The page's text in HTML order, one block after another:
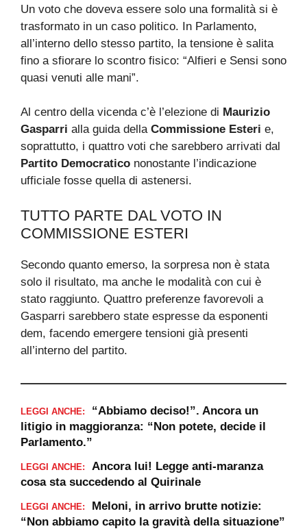
Un voto che doveva essere solo una formalità si è
trasformato in un caso politico. In Parlamento,
all’interno dello stesso partito, la tensione è salita
fino a sfiorare lo scontro fisico: “Alfieri e Sensi sono
quasi venuti alle mani”.
Al centro della vicenda c’è l’elezione di Maurizio
Gasparri alla guida della Commissione Esteri e,
soprattutto, i quattro voti che sarebbero arrivati dal
Partito Democratico nonostante l’indicazione
ufficiale fosse quella di astenersi.
TUTTO PARTE DAL VOTO IN
COMMISSIONE ESTERI
Secondo quanto emerso, la sorpresa non è stata
solo il risultato, ma anche le modalità con cui è
stato raggiunto. Quattro preferenze favorevoli a
Gasparri sarebbero state espresse da esponenti
dem, facendo emergere tensioni già presenti
all’interno del partito.
LEGGI ANCHE:
“Abbiamo deciso!”. Ancora un
litigio in maggioranza: “Non potete, decide il
Parlamento.”
LEGGI ANCHE:
Ancora lui! Legge anti-maranza
cosa sta succedendo al Quirinale
LEGGI ANCHE:
Meloni, in arrivo brutte notizie:
“Non abbiamo capito la gravità della situazione”